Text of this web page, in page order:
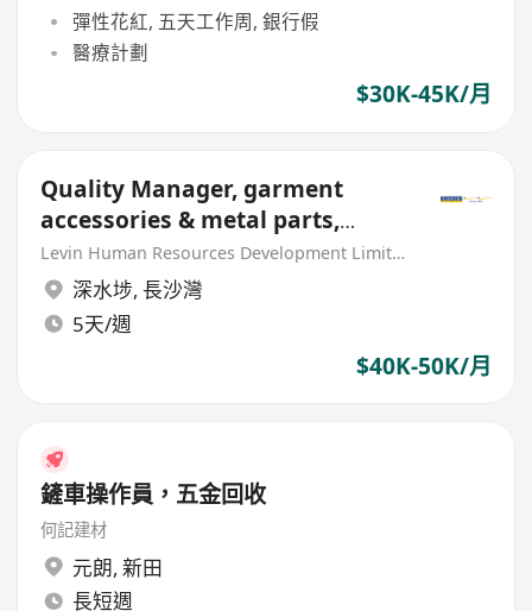
彈性花紅, 五天工作周, 銀行假
醫療計劃
$30K-45K/月
Quality Manager, garment
accessories & metal parts,
metal mold/tooling (MNC)
Levin Human Resources Development Limited
深水埗, 長沙灣
5天/週
$40K-50K/月
鏟車操作員，五金回收
何記建材
元朗, 新田
長短週